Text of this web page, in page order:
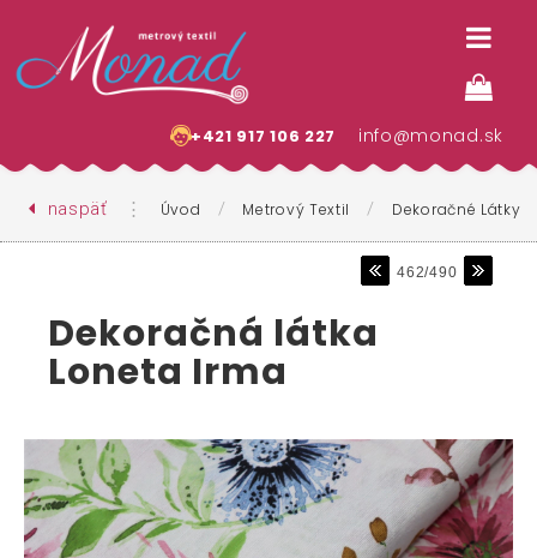
+421 917 106 227 info@monad.sk
naspäť ⋮ Úvod / Metrový Textil / Dekoračné Látky
462/490
Dekoračná látka
Loneta Irma